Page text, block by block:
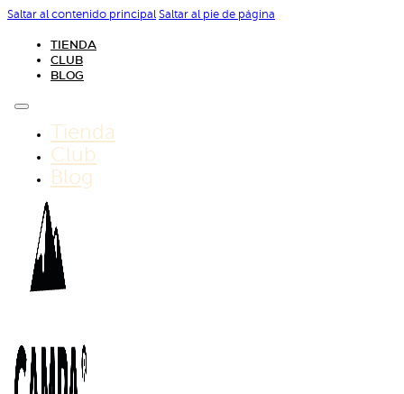
Saltar al contenido principal Saltar al pie de página
TIENDA
CLUB
BLOG
Tienda
Club
Blog